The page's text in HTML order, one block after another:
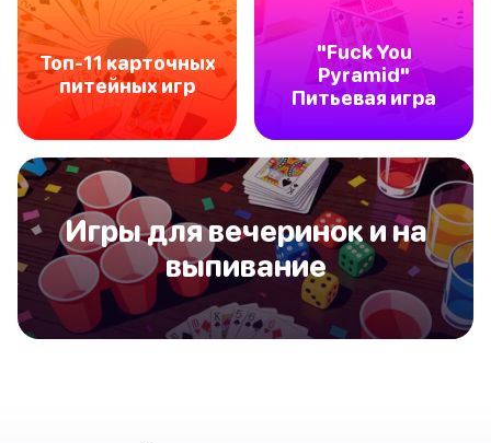
Топ-11 карточных
питейных игр
"Fuck You
Pyramid"
Питьевая игра
Игры для вечеринок и на
выпивание